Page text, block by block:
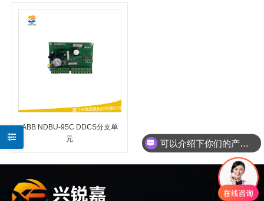
ABB NDBU-95C DDCS分支单
元
可以介绍下你们的产品么